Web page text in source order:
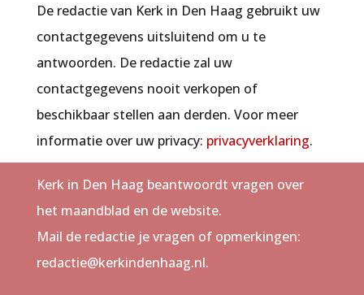
De redactie van Kerk in Den Haag gebruikt uw
contactgegevens uitsluitend om u te
antwoorden. De redactie zal uw
contactgegevens nooit verkopen of
beschikbaar stellen aan derden. Voor meer
informatie over uw privacy: privacyverklaring.
Kerk in Den Haag beantwoordt vragen over
het maandblad en de website.
Mail de redactie je vragen of opmerkingen:
redactie@kerkindenhaag.nl.